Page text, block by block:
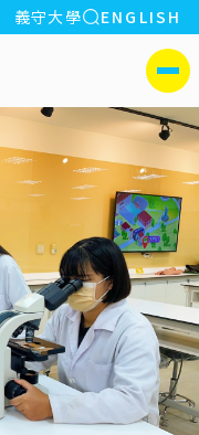
:::
義守大學 全站搜索
ENGLISH
側選單